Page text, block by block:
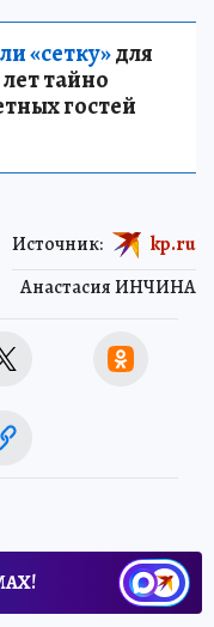
«сетку»для
тайно
гостей
Анастасия ИНЧИНА
Источник: kp.ru